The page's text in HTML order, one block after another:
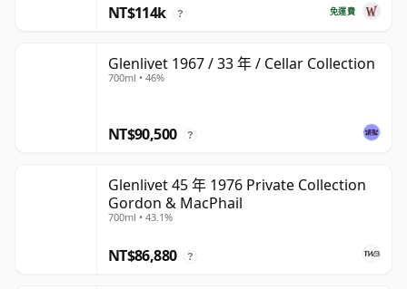
免運費
NT$114k ?
Glenlivet 1967 / 33 年 / Cellar Collection
700ml • 46%
NT$90,500 ?
Glenlivet 45 年 1976 Private Collection
Gordon & MacPhail
700ml • 43.1%
NT$86,880 ?